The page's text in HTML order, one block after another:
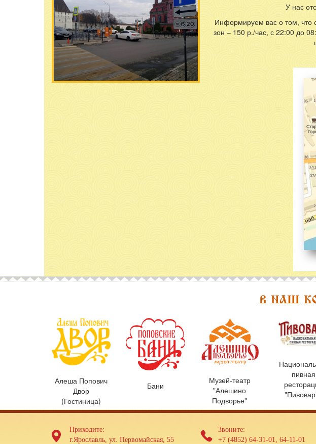
Волжская набережная в 5
У нас
Информируем вас о том, что
зон – 150 р./час, с 22:00 до
Алеша Попович
Двор
(Гостиница)
Бани
Музей-театр
"Алешино
Подворье"
пивная
Приходите:
г.Ярославль, ул. Первомайская, 55
Звоните:
+7 (4852) 64-31-01, 64-11-01